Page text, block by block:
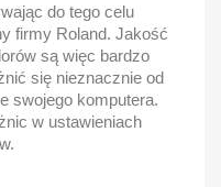
do tego celu
firmy Roland. Jakość
są więc bardzo
się nieznacznie od
swojego komputera.
w ustawieniach